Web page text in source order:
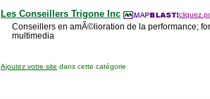
Les Conseillers Trigone Inc cliquez
Conseillers en amÃ©lioration de la performance;
multimedia
Ajoutez votre site dans cette catégorie